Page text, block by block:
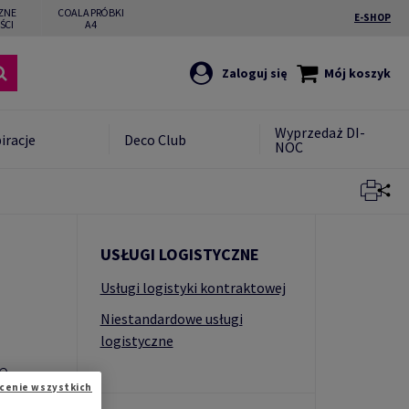
COALA PRÓBKI
A4
E-SHOP
Zaloguj się Mój koszyk
Deco Club
Wyprzedaż DI-
NOC
USŁUGI LOGISTYCZNE
Usługi logistyki kontraktowej
Niestandardowe usługi
logistyczne
wszystkich